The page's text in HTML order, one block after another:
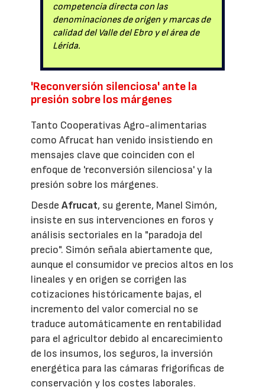
competencia directa con las
denominaciones de origen y marcas de
calidad del Valle del Ebro y el área de
Lérida.
'Reconversión silenciosa' ante la
presión sobre los márgenes
Tanto Cooperativas Agro-alimentarias
como Afrucat han venido insistiendo en
mensajes clave que coinciden con el
enfoque de 'reconversión silenciosa' y la
presión sobre los márgenes.
DesdeAfrucat, su gerente, Manel Simón,
insiste en sus intervenciones en foros y
análisis sectoriales en la "paradoja del
precio". Simón señala abiertamente que,
aunque el consumidor ve precios altos en los
lineales y en origen se corrigen las
cotizaciones históricamente bajas, el
incremento del valor comercial no se
traduce automáticamente en rentabilidad
para el agricultor debido al encarecimiento
de los insumos, los seguros, la inversión
energética para las cámaras frigoríficas de
conservación y los costes laborales.